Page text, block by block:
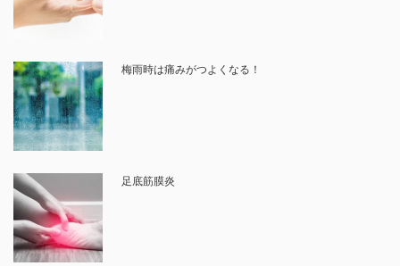
梅雨時は痛みがつよくなる！
足底筋膜炎